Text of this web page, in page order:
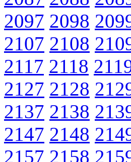
2097 2098
2107 2108
2117 2118
2127 2128
2137 2138
2147 2148
2157 2158